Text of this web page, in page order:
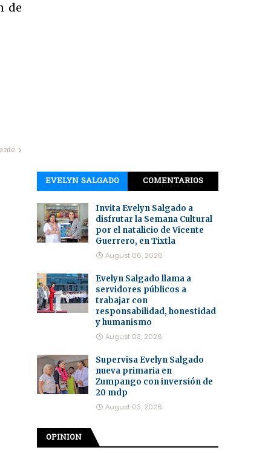
de
EVELYN SALGADO COMENTARIOS
Invita Evelyn Salgado a
disfrutar la Semana Cultural
por el natalicio de Vicente
Guerrero, en Tixtla
August 06, 2026
Evelyn Salgado llama a
servidores públicos a
trabajar con
responsabilidad, honestidad
y humanismo
August 03, 2026
Supervisa Evelyn Salgado
nueva primaria en
Zumpango con inversión de
20 mdp
August 03, 2026
OPINION